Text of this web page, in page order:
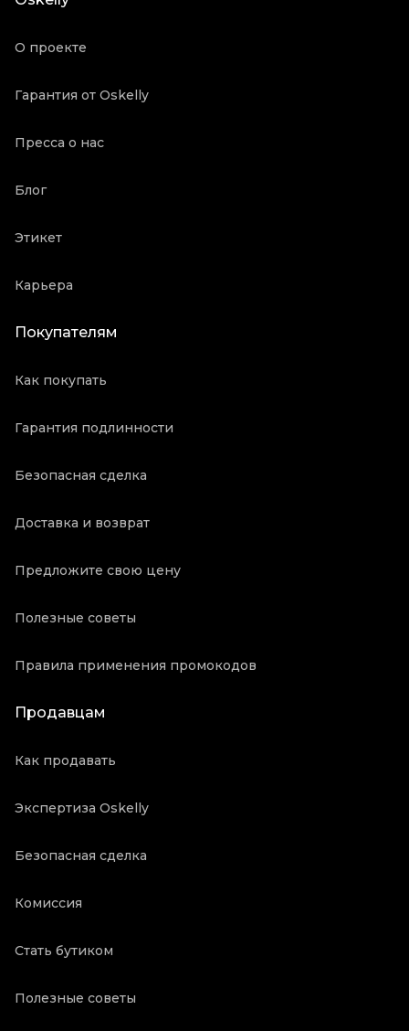
Продавец
О проекте
Гарантия от Oskelly
Пресса о нас
Блог
Этикет
Карьера
Покупателям
Как покупать
Гарантия подлинности
Безопасная сделка
Доставка и возврат
Предложите свою цену
Полезные советы
Правила применения промокодов
Продавцам
Как продавать
Экспертиза Oskelly
Безопасная сделка
Комиссия
Стать бутиком
Полезные советы